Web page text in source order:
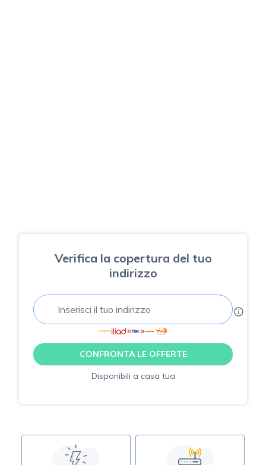
Verifica la copertura del tuo
indirizzo
CONFRONTA LE OFFERTE
Disponibili a casa tua